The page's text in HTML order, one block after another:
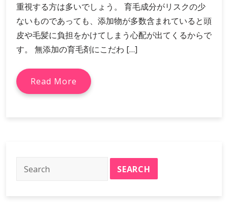
重視する方は多いでしょう。 育毛成分がリスクの少
ないものであっても、添加物が多数含まれていると頭
皮や毛髪に負担をかけてしまう心配が出てくるからで
す。 無添加の育毛剤にこだわ […]
Read More